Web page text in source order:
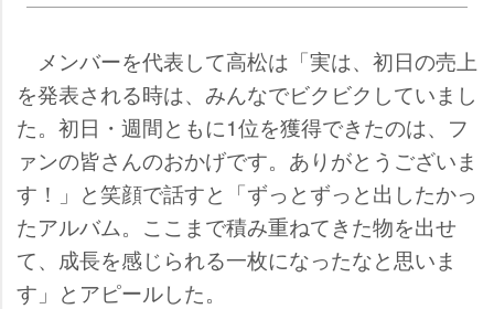
メンバーを代表して高松は「実は、初日の売上
を発表される時は、みんなでビクビクしていまし
た。初日・週間ともに1位を獲得できたのは、フ
ァンの皆さんのおかげです。ありがとうございま
す！」と笑顔で話すと「ずっとずっと出したかっ
たアルバム。ここまで積み重ねてきた物を出せ
て、成長を感じられる一枚になったなと思いま
す」とアピールした。